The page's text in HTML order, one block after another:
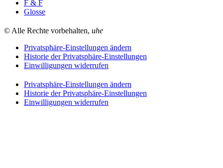
F & F
Glosse
© Alle Rechte vorbehalten, uhe
Privatsphäre-Einstellungen ändern
Historie der Privatsphäre-Einstellungen
Einwilligungen widerrufen
Privatsphäre-Einstellungen ändern
Historie der Privatsphäre-Einstellungen
Einwilligungen widerrufen